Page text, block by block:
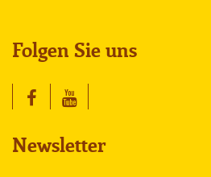
Folgen Sie uns
Newsletter